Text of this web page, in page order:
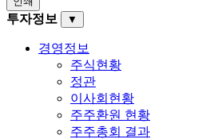
투자정보 ▼
경영정보
주식현황
정관
이사회현황
주주환원 현황
주주총회 결과